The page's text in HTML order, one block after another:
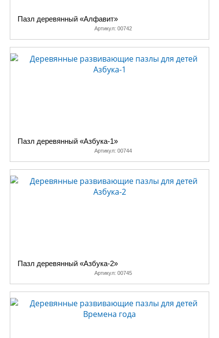
Пазл деревянный «Алфавит»
Артикул: 00742
Пазл деревянный «Азбука-1»
Артикул: 00744
Пазл деревянный «Азбука-2»
Артикул: 00745